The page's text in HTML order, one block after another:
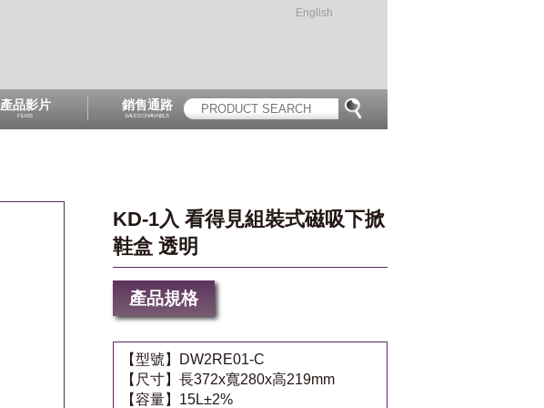
English
產品影片
FILMS
銷售通路
SALES CHANNELS
KD-1入 看得見組裝式磁吸下掀
鞋盒 透明
產品規格
【型號】DW2RE01-C
【尺寸】長372x寬280x高219mm
【容量】15L±2%